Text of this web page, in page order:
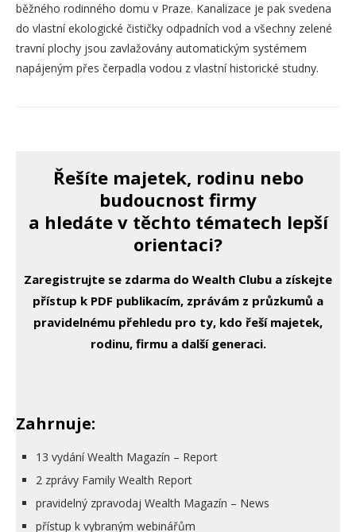
běžného rodinného domu v Praze. Kanalizace je pak svedena
do vlastní ekologické čističky odpadních vod a všechny zelené
travní plochy jsou zavlažovány automatickým systémem
napájeným přes čerpadla vodou z vlastní historické studny.
Řešíte majetek, rodinu nebo
budoucnost firmy
a hledáte v těchto tématech lepší
orientaci?
Zaregistrujte se zdarma do Wealth Clubu a získejte
přístup k PDF publikacím, zprávám z průzkumů a
pravidelnému přehledu pro ty, kdo řeší majetek,
rodinu, firmu a další generaci.
Zahrnuje:
13 vydání Wealth Magazín – Report
2 zprávy Family Wealth Report
pravidelný zpravodaj Wealth Magazín – News
přístup k vybraným webinářům